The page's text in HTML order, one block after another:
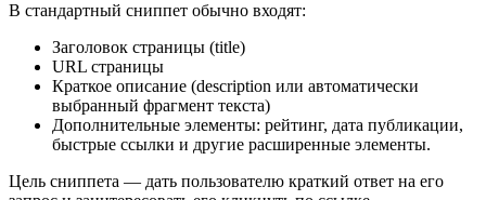
В стандартный сниппет обычно входят:
Заголовок страницы (title)
URL страницы
Краткое описание (description или автоматически
выбранный фрагмент текста)
Дополнительные элементы: рейтинг, дата публикации,
быстрые ссылки и другие расширенные элементы.
Цель сниппета — дать пользователю краткий ответ на его